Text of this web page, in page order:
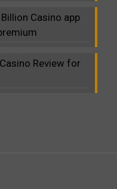
Casino app
Review for